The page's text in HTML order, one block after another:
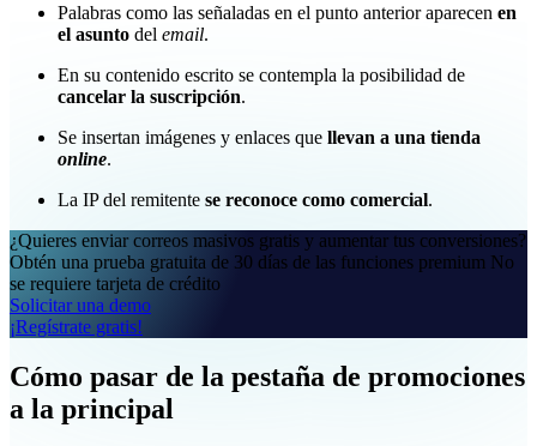
Palabras como las señaladas en el punto anterior aparecen en
el asunto del email.
En su contenido escrito se contempla la posibilidad de
cancelar la suscripción.
Se insertan imágenes y enlaces que llevan a una tienda
online.
La IP del remitente se reconoce como comercial.
¿Quieres enviar correos masivos gratis y aumentar tus conversiones?
Obtén una prueba gratuita de 30 días de las funciones premium No
se requiere tarjeta de crédito
Solicitar una demo
¡Regístrate gratis!
Cómo pasar de la pestaña de promociones
a la principal